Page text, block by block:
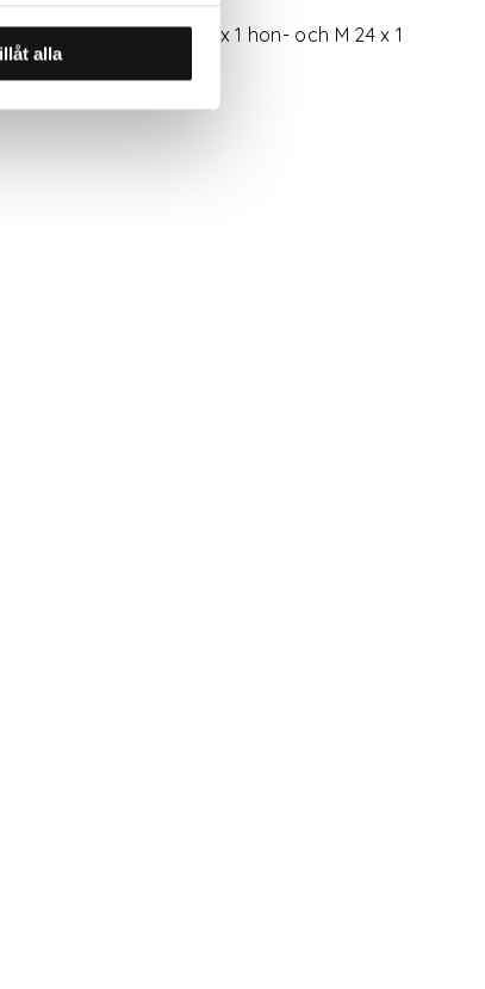
alla
kranar med M 22 x 1 hon- och M 24 x 1